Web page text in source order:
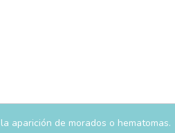
aparición de morados o hematomas.